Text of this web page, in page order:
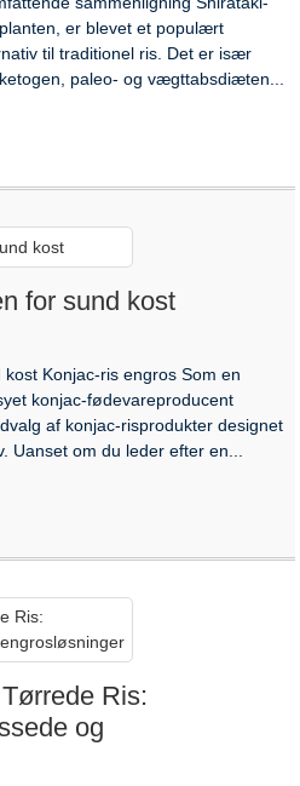
er blevet et populært
til traditionel ris. Det er især
paleo- og vægttabsdiæten...
for sund kost
Konjac-ris engros Som en
konjac-fødevareproducent
af konjac-risprodukter designet
Uanset om du leder efter en...
Ris:
og